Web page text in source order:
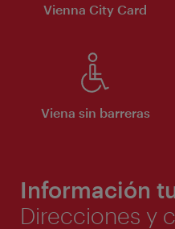
Vienna City Card
Viena sin barreras
Información
Direcciones y